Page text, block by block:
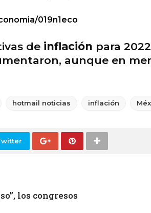
019n1eco
de inflación para
aunque en
hotmail noticias inflación
los congresos